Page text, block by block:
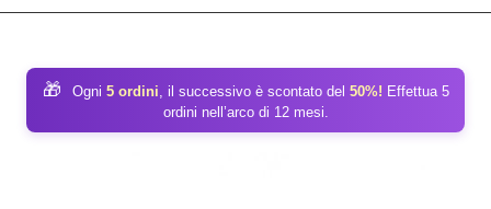
🎁 Ogni 5 ordini, il successivo è scontato del 50%! Effettua 5
ordini nell’arco di 12 mesi.